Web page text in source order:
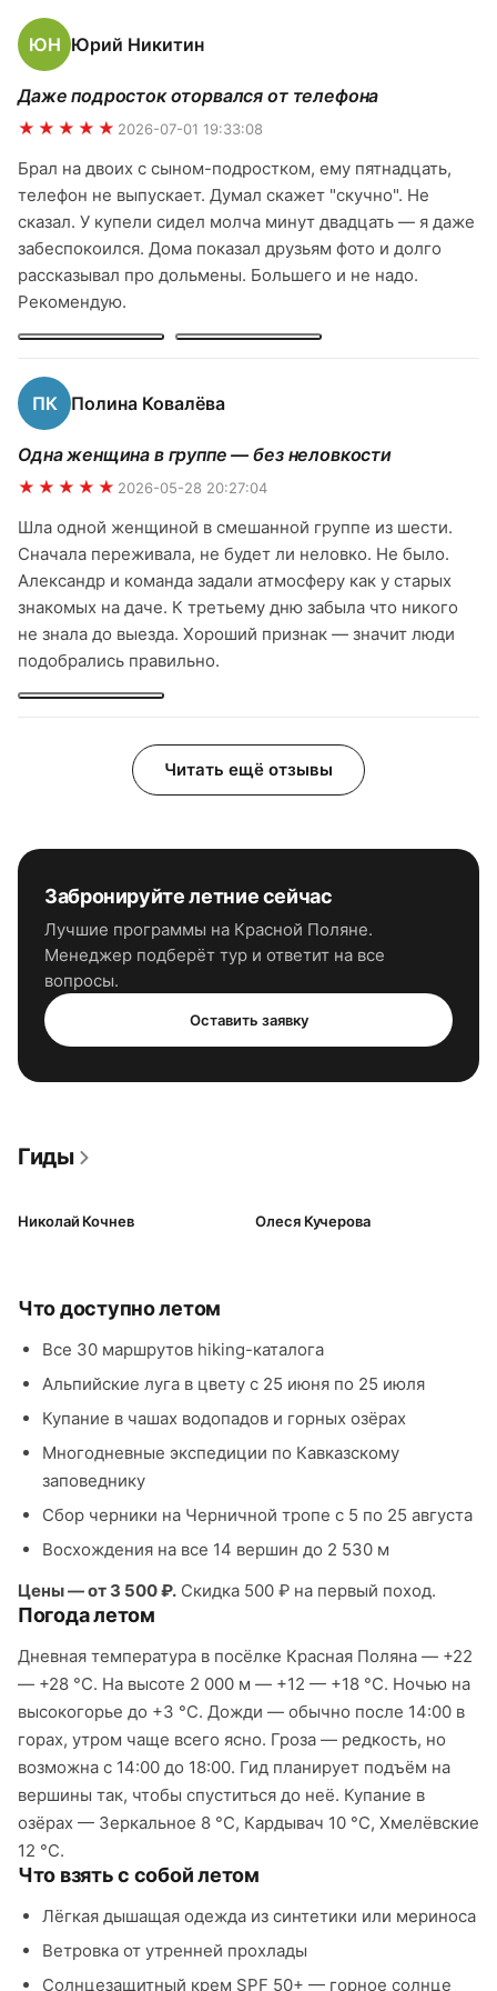
безопасности. Спасибо Владимиру за организацию —
всё было четко, без накладок. Однозначно рекомендую
и обязательно вернёмся ещё!
ЮН Юрий Никитин
Даже подросток оторвался от телефона
★★★★★ 2026-07-01 19:33:08
Брал на двоих с сыном-подростком, ему пятнадцать,
телефон не выпускает. Думал скажет "скучно". Не
сказал. У купели сидел молча минут двадцать — я даже
забеспокоился. Дома показал друзьям фото и долго
рассказывал про дольмены. Большего и не надо.
Рекомендую.
ПК Полина Ковалёва
Одна женщина в группе — без неловкости
★★★★★ 2026-05-28 20:27:04
Шла одной женщиной в смешанной группе из шести.
Сначала переживала, не будет ли неловко. Не было.
Александр и команда задали атмосферу как у старых
знакомых на даче. К третьему дню забыла что никого
не знала до выезда. Хороший признак — значит люди
подобрались правильно.
Читать ещё отзывы
Забронируйтелетниесейчас
Лучшие программы на Красной Поляне.
Менеджер подберёт тур и ответит на все
вопросы.
Оставить заявку
Гиды
Николай Кочнев Олеся Кучерова
Что доступно летом
Все 30 маршрутов hiking-каталога
Альпийские луга в цвету с 25 июня по 25 июля
Купание в чашах водопадов и горных озёрах
Многодневные экспедиции по Кавказскому
заповеднику
Сбор черники на Черничной тропе с 5 по 25 августа
Восхождения на все 14 вершин до 2 530 м
Цены — от 3 500 ₽. Скидка 500 ₽ на первый поход.
Погода летом
Дневная температура в посёлке Красная Поляна — +22
— +28 °C. На высоте 2 000 м — +12 — +18 °C. Ночью на
высокогорье до +3 °C. Дожди — обычно после 14:00 в
горах, утром чаще всего ясно. Гроза — редкость, но
возможна с 14:00 до 18:00. Гид планирует подъём на
вершины так, чтобы спуститься до неё. Купание в
озёрах — Зеркальное 8 °C, Кардывач 10 °C, Хмелёвские
12 °C.
Что взять с собой летом
Лёгкая дышащая одежда из синтетики или мериноса
Ветровка от утренней прохлады
Солнцезащитный крем SPF 50+ — горное солнце